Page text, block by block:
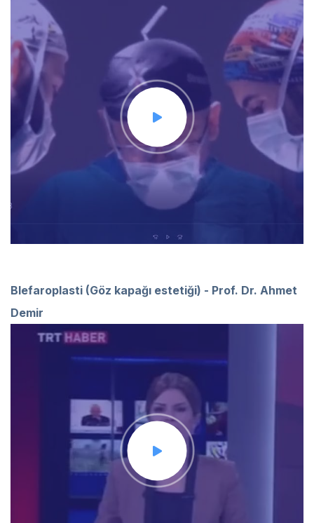
Blefaroplasti (Göz kapağı estetiği) - Prof. Dr. Ahmet
Demir